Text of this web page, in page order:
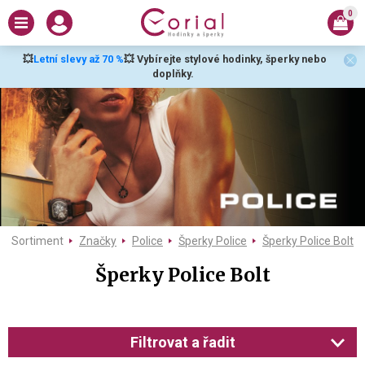
💥Letní slevy až 70 %💥 Vybírejte stylové hodinky, šperky nebo
doplňky.
0
Sortiment Značky Police Šperky Police Šperky Police Bolt
Šperky Police Bolt
Filtrovat a řadit